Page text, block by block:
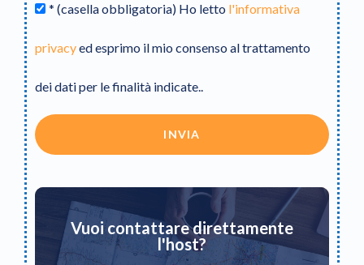
* (casella obbligatoria) Ho letto l'informativa
privacyed esprimo il mio consenso al trattamento
dei dati per le finalità indicate..
INVIA
Vuoi contattare direttamente
l'host?